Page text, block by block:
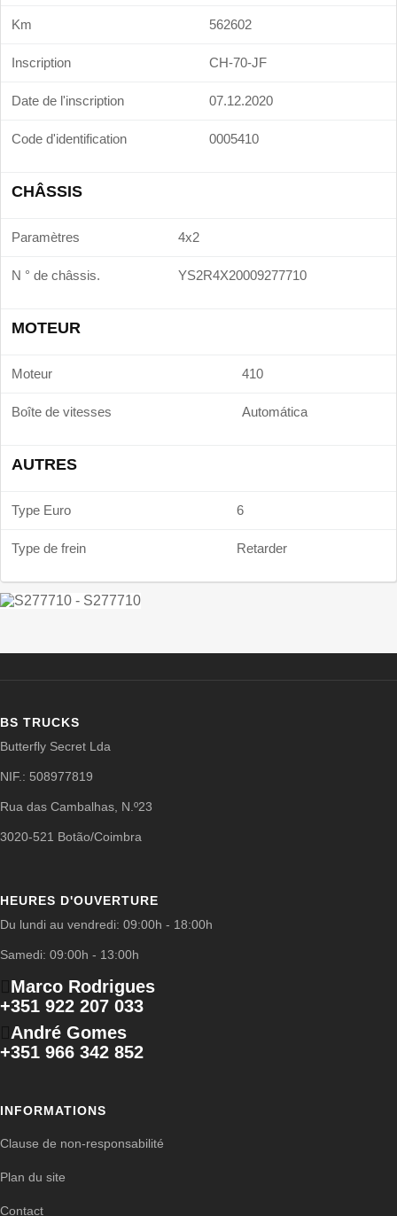
Km 562602
Inscription CH-70-JF
Date de l'inscription 07.12.2020
Code d'identification 0005410
CHÂSSIS
Paramètres 4x2
N ° de châssis. YS2R4X20009277710
MOTEUR
Moteur 410
Boîte de vitesses Automática
AUTRES
Type Euro 6
Type de frein Retarder
BS TRUCKS
Butterfly Secret Lda
NIF.: 508977819
Rua das Cambalhas, N.º23
3020-521 Botão/Coimbra
HEURES D'OUVERTURE
Du lundi au vendredi: 09:00h - 18:00h
Samedi: 09:00h - 13:00h
Marco Rodrigues
+351 922 207 033
André Gomes
+351 966 342 852
INFORMATIONS
Clause de non-responsabilité
Plan du site
Contact